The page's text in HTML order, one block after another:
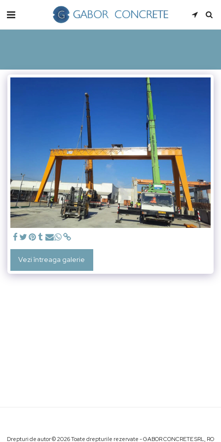
Vezi întreaga galerie
Drepturi de autor © 2026 Toate drepturile rezervate -GABOR CONCRETE SRL, RO